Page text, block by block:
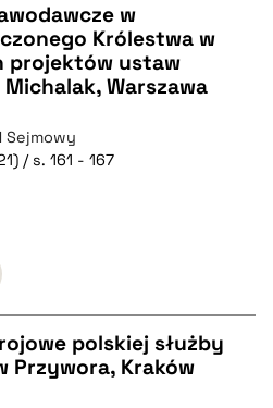
w
Królestwa w
projektów ustaw
Warszawa
Sejmowy
/ s. 161 - 167
polskiej służby
Przywora, Kraków